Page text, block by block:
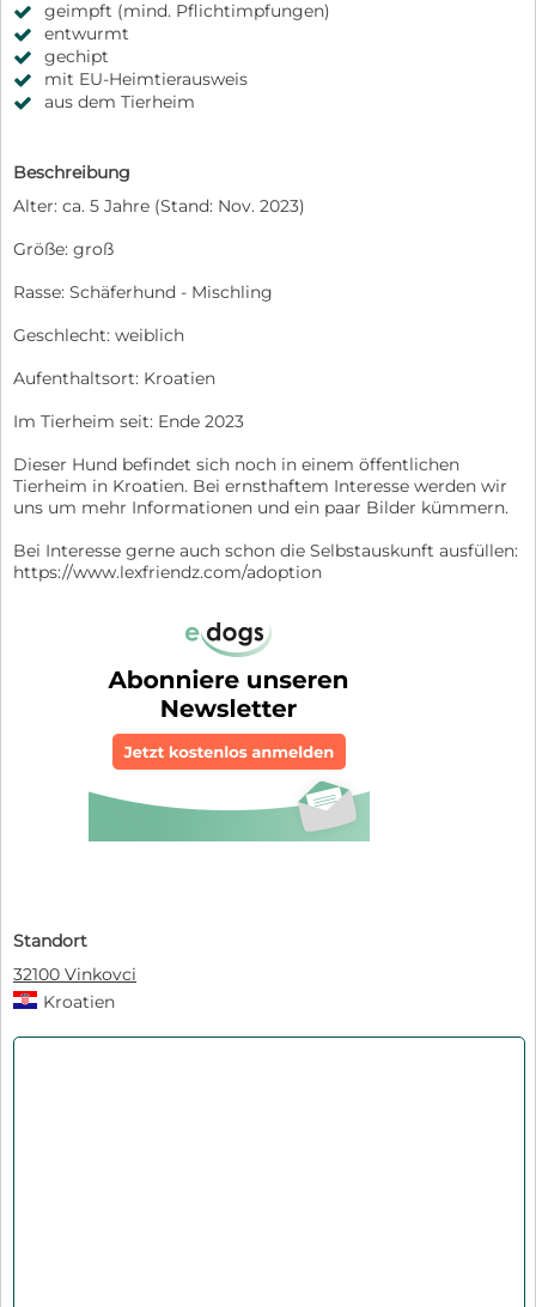
geimpft (mind. Pflichtimpfungen)
entwurmt
gechipt
mit EU-Heimtierausweis
aus dem Tierheim
Beschreibung
Alter: ca. 5 Jahre (Stand: Nov. 2023)
Größe: groß
Rasse: Schäferhund - Mischling
Geschlecht: weiblich
Aufenthaltsort: Kroatien
Im Tierheim seit: Ende 2023
Dieser Hund befindet sich noch in einem öffentlichen
Tierheim in Kroatien. Bei ernsthaftem Interesse werden wir
uns um mehr Informationen und ein paar Bilder kümmern.
Bei Interesse gerne auch schon die Selbstauskunft ausfüllen:
https://www.lexfriendz.com/adoption
Standort
32100 Vinkovci
Kroatien